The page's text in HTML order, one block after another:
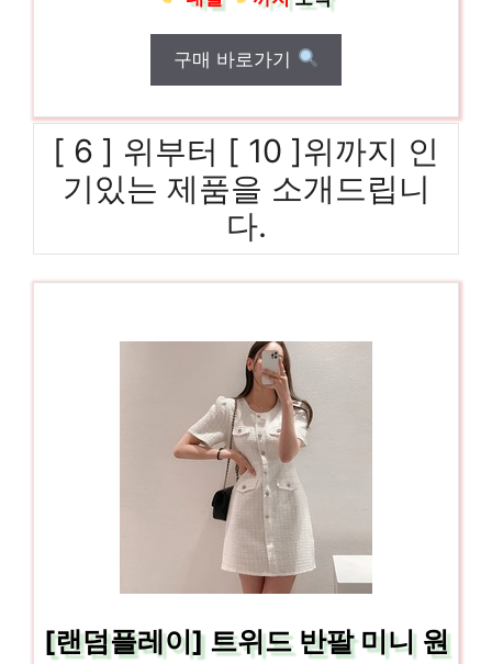
구매 바로가기
[ 6 ] 위부터 [ 10 ]위까지 인
기있는 제품을 소개드립니
다.
[랜덤플레이] 트위드 반팔 미니 원